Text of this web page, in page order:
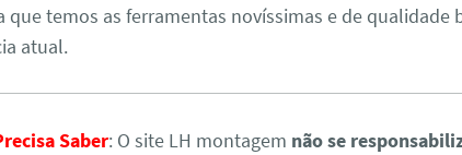
que temos as ferramentas novíssimas e de qualidade
atual.
Saber: O site LH montagem não se